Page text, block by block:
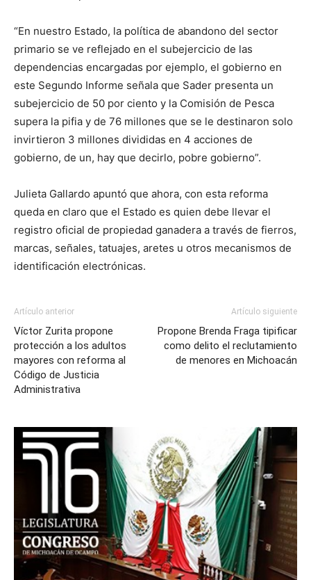
“En nuestro Estado, la política de abandono del sector
primario se ve reflejado en el subejercicio de las
dependencias encargadas por ejemplo, el gobierno en
este Segundo Informe señala que Sader presenta un
subejercicio de 50 por ciento y la Comisión de Pesca
supera la pifia y de 76 millones que se le destinaron solo
invirtieron 3 millones divididas en 4 acciones de
gobierno, de un, hay que decirlo, pobre gobierno”.
Julieta Gallardo apuntó que ahora, con esta reforma
queda en claro que el Estado es quien debe llevar el
registro oficial de propiedad ganadera a través de fierros,
marcas, señales, tatuajes, aretes u otros mecanismos de
identificación electrónicas.
Artículo anterior
Víctor Zurita propone
protección a los adultos
mayores con reforma al
Código de Justicia
Administrativa
Artículo siguiente
Propone Brenda Fraga tipificar
como delito el reclutamiento
de menores en Michoacán